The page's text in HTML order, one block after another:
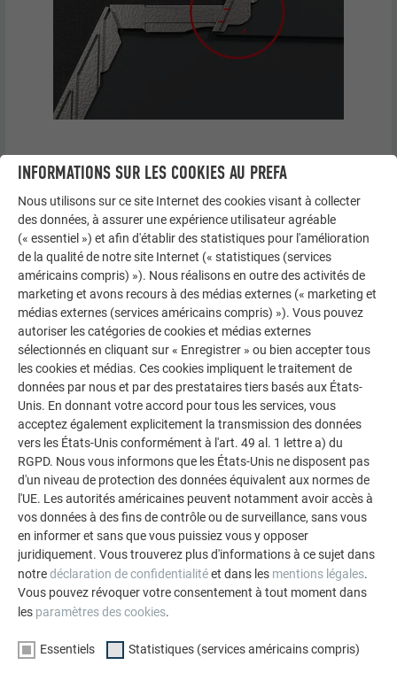
Le premier DS.19 peut, dans chaque rangée, être fixé à
l’aide d’un clou à gauche de l’agrafe oblique afin
d’éviter tout déplacement latéral (Fig. 1).
Ajustez le DS.19 et insérez-le dans les agrafes (fig. 2).
Fixez le DS.19 uniquement au niveau de la rainure
découpée marquée d’un « H », à l’aide d’une patte
brevetée et d’un clou annelé 2,8/25 fourni (voir figure
dans chapitreSens de couverture et fixation
Il ne faut pas placer de patte sur les agrafes en
oblique vers le bas (risque de capillarité).
La rainure sur le rabat inférieur du bardeau indique la
position de l’agrafe oblique orientée vers le bas du
DS.19 suivant (Fig. 3).
Les deux rainures sur l’agrafe oblique du DS.19
marquent l’extrémité inférieure et supérieure de la
nervure sur le rabat supérieur du DS.19 situé en
dessous (Fig. 3).
Respectez scrupuleusement toutes les rainures.
Des arrêts de neige bien alignés attestent de la
précision d’exécution du travail.
REMARQUE
INFORMATIONS SUR LES COOKIES AU PREFA
Nous utilisons sur ce site Internet des cookies visant à collecter
des données, à assurer une expérience utilisateur agréable
(« essentiel ») et afin d'établir des statistiques pour l'amélioration
de la qualité de notre site Internet (« statistiques (services
américains compris) »). Nous réalisons en outre des activités de
marketing et avons recours à des médias externes (« marketing et
médias externes (services américains compris) »). Vous pouvez
autoriser les catégories de cookies et médias externes
sélectionnés en cliquant sur « Enregistrer » ou bien accepter tous
les cookies et médias. Ces cookies impliquent le traitement de
données par nous et par des prestataires tiers basés aux États-
Unis. En donnant votre accord pour tous les services, vous
acceptez également explicitement la transmission des données
vers les États-Unis conformément à l'art. 49 al. 1 lettre a) du
RGPD. Nous vous informons que les États-Unis ne disposent pas
d'un niveau de protection des données équivalent aux normes de
l'UE. Les autorités américaines peuvent notamment avoir accès à
vos données à des fins de contrôle ou de surveillance, sans vous
en informer et sans que vous puissiez vous y opposer
juridiquement. Vous trouverez plus d'informations à ce sujet dans
notredéclaration de confidentialitéet dans les mentions légales.
Vous pouvez révoquer votre consentement à tout moment dans
les paramètres des cookies.
Essentiels Statistiques (services américains compris)